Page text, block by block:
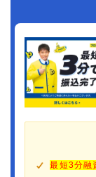
最短3分融